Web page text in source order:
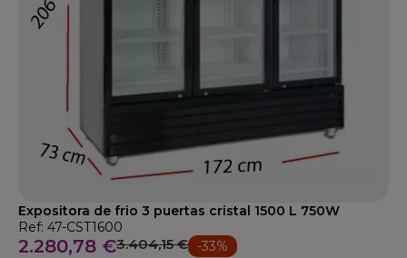
Expositora de frio 3 puertas cristal 1500 L 750W
Ref: 47-CST1600
2.280,78 €3.404,15 € -33%